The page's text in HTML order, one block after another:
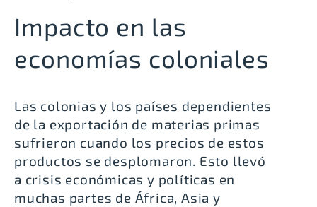
Impacto en las
economías coloniales
Las colonias y los países dependientes
de la exportación de materias primas
sufrieron cuando los precios de estos
productos se desplomaron. Esto llevó
a crisis económicas y políticas en
muchas partes de África, Asia y